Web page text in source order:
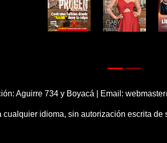
Aguirre 734 y Boyacá | Email:
idioma, sin autorización escrita de